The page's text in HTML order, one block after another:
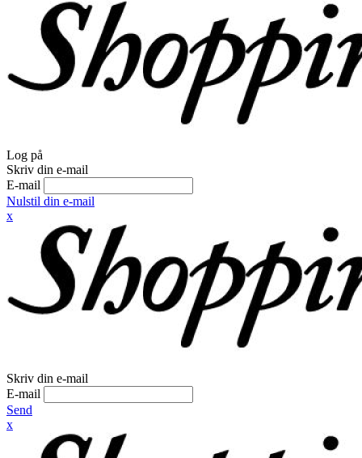
Log på
Skriv din e-mail
E-mail
Nulstil din e-mail
x
Skriv din e-mail
E-mail
Send
x